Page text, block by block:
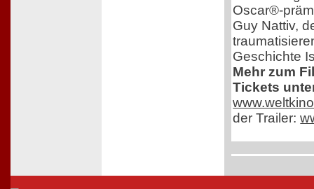
Oscar®-
Guy Nattiv,
Geschichte
Mehr zum
Tickets
der Trailer: